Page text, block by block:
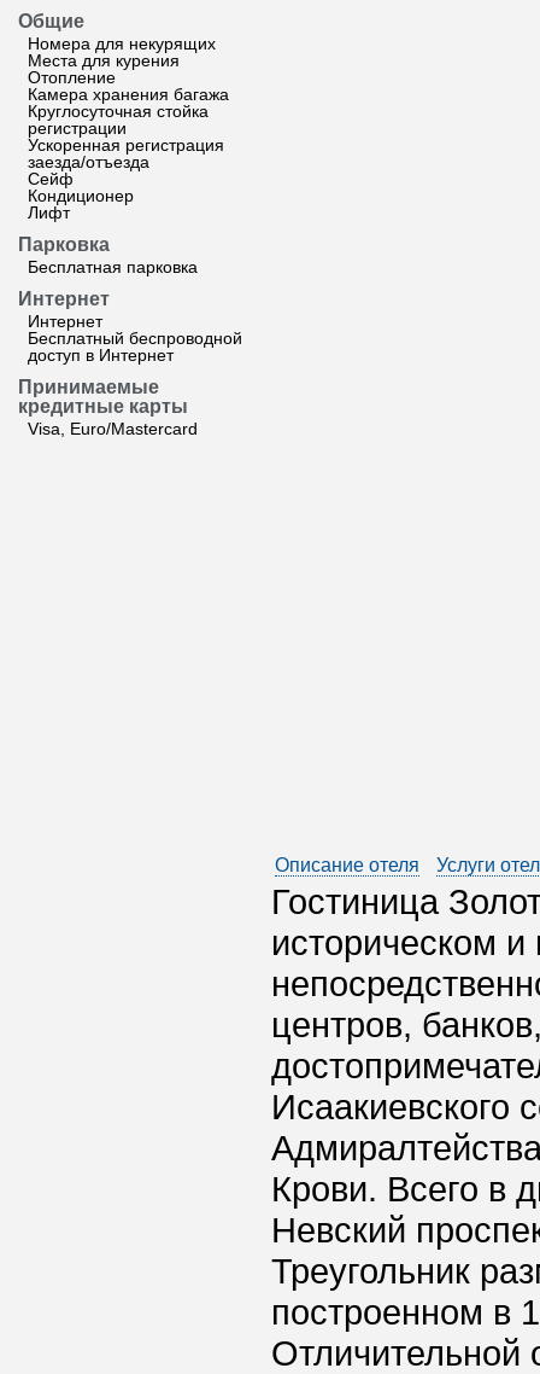
Общие
Номера для некурящих
Места для курения
Отопление
Камера хранения багажа
Круглосуточная стойка
регистрации
Ускоренная регистрация
заезда/отъезда
Сейф
Кондиционер
Лифт
Парковка
Бесплатная парковка
Интернет
Интернет
Бесплатный беспроводной
доступ в Интернет
Принимаемые
кредитные карты
Visa, Euro/Mastercard
Описание отеля Услуги
Гостиница
историческом и
центров,
Крови. Всего в
Невский
Треугольник
построенном в
Отличительной